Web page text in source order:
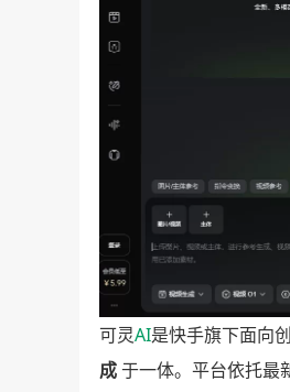
可灵AI是快手旗下面向
成于一体。平台依托最